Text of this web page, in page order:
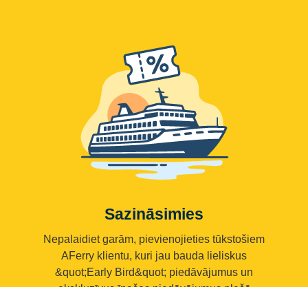
Sazināsimies
Nepalaidiet garām, pievienojieties tūkstošiem
AFerry klientu, kuri jau bauda lieliskus
&quot;Early Bird&quot; piedāvājumus un